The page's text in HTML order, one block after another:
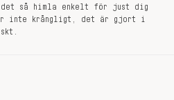
det så himla enkelt för just dig
inte krångligt, det är gjort i